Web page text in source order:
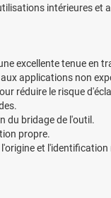
intérieures
excellente tenue en
applications non
réduire le risque
du bridage de l'outil.
propre.
et l'identification